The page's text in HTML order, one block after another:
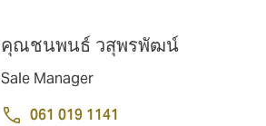
คุณชนพนธ์ วสุพรพัฒน์
Sale Manager
061 019 1141